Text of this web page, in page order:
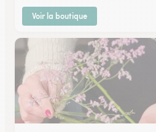
Voir la boutique